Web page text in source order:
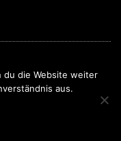
du die Website weiter
aus.